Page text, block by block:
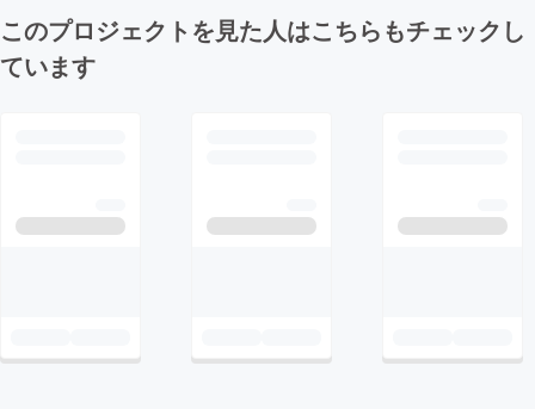
このプロジェクトを見た人はこちらもチェックし
ています